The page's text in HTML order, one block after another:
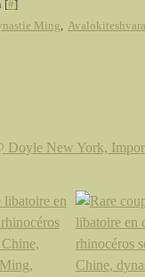
[#]
Ming, Avalokiteshvara